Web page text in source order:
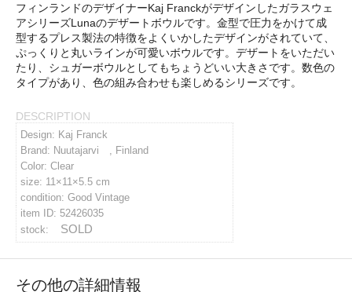
フィンランドのデザイナーKaj Franckがデザインしたガラスウェ
アシリーズLunaのデザートボウルです。金型で圧力をかけて成
型するプレス製法の特徴をよくいかしたデザインがされていて、
ぷっくりと丸いラインが可愛いボウルです。デザートをいただい
たり、シュガーボウルとしてもちょうどいい大きさです。数色の
タイプがあり、色の組み合わせも楽しめるシリーズです。
DESCRIPTION
Design: Kaj Franck
Brand: Nuutajarvi , Finland
Color: Clear
size: 11×11×5.5 cm
condition: Good Vintage
item ID: 52426035
stock:
SOLD
その他の詳細情報
バシーポリシー
マガジン